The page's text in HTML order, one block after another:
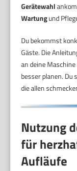
Gerätewahl
Wartungund
Du bekommst
Gäste. Die
an deine
besser planen. Du
die allen
Nutzung
für
Aufläufe